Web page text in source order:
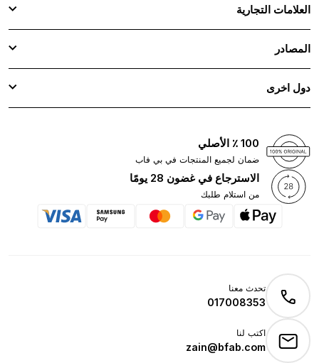
العلامات التجارية
المصادر
دول اخرى
100 ٪ الأصلي
ضمان لجميع المنتجات في بي فاب
الاسترجاع في غضون 28 يومًا
من استلام طلبك
تحدث معنا
017008353
اكتب لنا
zain@bfab.com